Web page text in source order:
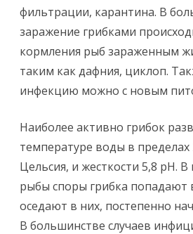
фильтрации, карантина. В
заражение грибками
кормления рыб зараженным
таким как дафния, циклоп.
инфекцию можно с новым
Наиболее активно грибок
температуре воды в пределах
Цельсия, и жесткости 5,8 рН.
рыбы споры грибка попадают
оседают в них, постепенно
В большинстве случаев